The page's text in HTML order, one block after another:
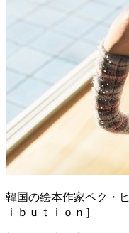
韓国の絵本作家ペク・
ｉｂｕｔｉｏｎ］